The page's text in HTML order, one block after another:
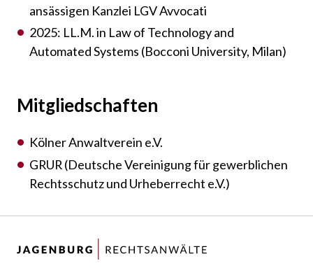
ansässigen Kanzlei LGV Avvocati
2025: LL.M. in Law of Technology and
Automated Systems (Bocconi University, Milan)
Mitgliedschaften
Kölner Anwaltverein e.V.
GRUR (Deutsche Vereinigung für gewerblichen
Rechtsschutz und Urheberrecht e.V.)
Zur Startseite navigieren